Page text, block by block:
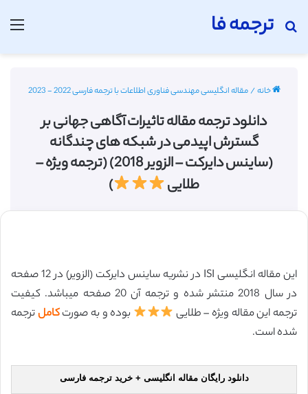
ترجمه فا
جستجو برای
خانه/مقاله انگلیسی مهندسی فناوری اطلاعات با ترجمه فارسی 2022 - 2023
دانلود ترجمه مقاله تاثیرات آگاهی جهانی بر
گسترش اپیدمی در شبکه های چندگانه
(ساینس دایرکت – الزویر 2018) (ترجمه ویژه –
طلایی
)
این مقاله انگلیسی ISI در نشریه ساینس دایرکت (الزویر) در 12 صفحه
در سال 2018 منتشر شده و ترجمه آن 20 صفحه میباشد. کیفیت
ترجمه این مقاله ویژه – طلایی
بوده و به صورتکاملترجمه
شده است.
دانلود رایگان مقاله انگلیسی + خرید ترجمه فارسی